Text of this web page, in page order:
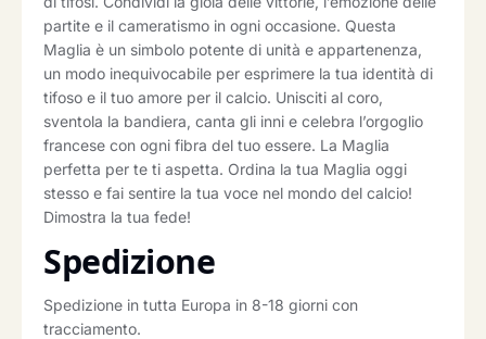
partite e il cameratismo in ogni occasione. Questa
Maglia è un simbolo potente di unità e appartenenza,
un modo inequivocabile per esprimere la tua identità di
tifoso e il tuo amore per il calcio. Unisciti al coro,
sventola la bandiera, canta gli inni e celebra l’orgoglio
francese con ogni fibra del tuo essere. La Maglia
perfetta per te ti aspetta. Ordina la tua Maglia oggi
stesso e fai sentire la tua voce nel mondo del calcio!
Dimostra la tua fede!
Spedizione
Spedizione in tutta Europa in 8-18 giorni con
tracciamento.